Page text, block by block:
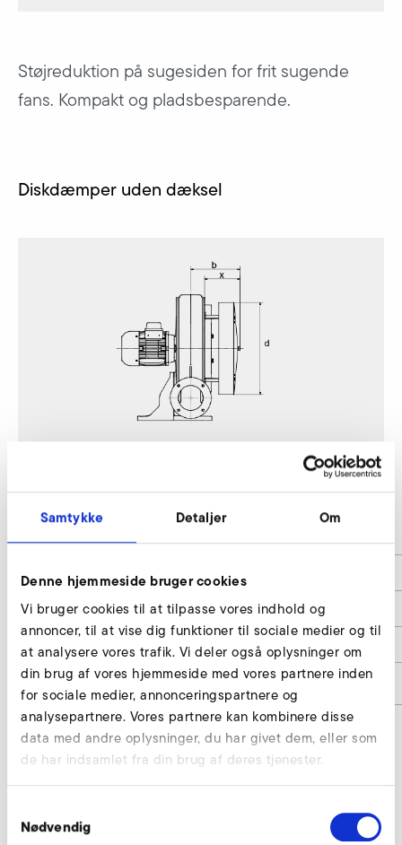
Samtykke Detaljer Om
Denne hjemmeside bruger cookies
Vi bruger cookies til at tilpasse vores indhold og
annoncer, til at vise dig funktioner til sociale medier og til
at analysere vores trafik. Vi deler også oplysninger om
din brug af vores hjemmeside med vores partnere inden
for sociale medier, annonceringspartnere og
analysepartnere. Vores partnere kan kombinere disse
data med andre oplysninger, du har givet dem, eller som
de har indsamlet fra din brug af deres tjenester.
Nødvendig
Støjreduktion på sugesiden for frit sugende
fans. Kompakt og pladsbesparende.
Diskdæmper uden dæksel
RD 94
b
x
Artikelnummer
335
700
9000444
Diskdæmper uden dæksel forespørg